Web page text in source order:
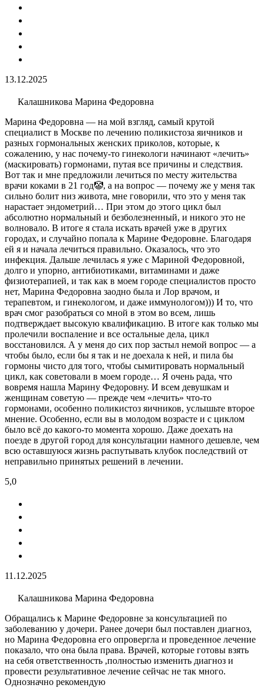
13.12.2025
Калашникова Марина Федоровна
Марина Федоровна — на мой взгляд, самый крутой
специалист в Москве по лечению поликистоза яичников и
разных гормональных женских приколов, которые, к
сожалению, у нас почему-то гинекологи начинают «лечить»
(маскировать) гормонами, путая все причины и следствия.
Вот так и мне предложили лечиться по месту жительства
врачи коками в 21 год🤡, а на вопрос — почему же у меня так
сильно болит низ живота, мне говорили, что это у меня так
нарастает эндометрий… При этом до этого цикл был
абсолютно нормальный и безболезненный, и никого это не
волновало. В итоге я стала искать врачей уже в других
городах, и случайно попала к Марине Федоровне. Благодаря
ей я и начала лечиться правильно. Оказалось, что это
инфекция. Дальше лечилась я уже с Мариной Федоровной,
долго и упорно, антибиотиками, витаминами и даже
физиотерапией, и так как в моем городе специалистов просто
нет, Марина Федоровна заодно была и Лор врачом, и
терапевтом, и гинекологом, и даже иммунологом))) И то, что
врач смог разобраться со мной в этом во всем, лишь
подтверждает высокую квалификацию. В итоге как только мы
пролечили воспаление и все остальные дела, цикл
восстановился. А у меня до сих пор застыл немой вопрос — а
чтобы было, если бы я так и не доехала к ней, и пила бы
гормоны чисто для того, чтобы сымитировать нормальный
цикл, как советовали в моем городе… Я очень рада, что
вовремя нашла Марину Федоровну. И всем девушкам и
женщинам советую — прежде чем «лечить» что-то
гормонами, особенно поликистоз яичников, услышьте второе
мнение. Особенно, если вы в молодом возрасте и с циклом
было всё до какого-то момента хорошо. Даже доехать на
поезде в другой город для консультации намного дешевле, чем
всю оставшуюся жизнь распутывать клубок последствий от
неправильно принятых решений в лечении.
5,0
11.12.2025
Калашникова Марина Федоровна
Обращались к Марине Федоровне за консультацией по
заболеванию у дочери. Ранее дочери был поставлен диагноз,
но Марина Федоровна его опровергла и проведенное лечение
показало, что она была права. Врачей, которые готовы взять
на себя ответственность ,полностью изменить диагноз и
провести результативное лечение сейчас не так много.
Однозначно рекомендую